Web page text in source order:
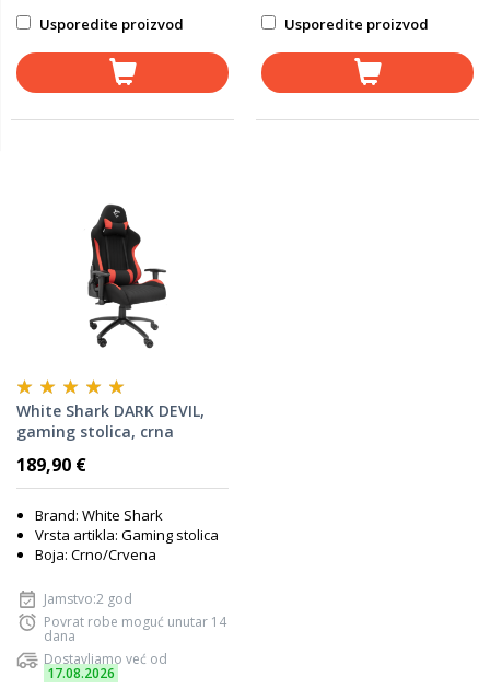
Usporedite proizvod Usporedite proizvod
White Shark DARK DEVIL,
gaming stolica, crna
189,90 €
Brand: White Shark
Vrsta artikla: Gaming stolica
Boja: Crno/Crvena
Jamstvo:2 god
Povrat robe moguć unutar 14
dana
Dostavljamo već od
17.08.2026